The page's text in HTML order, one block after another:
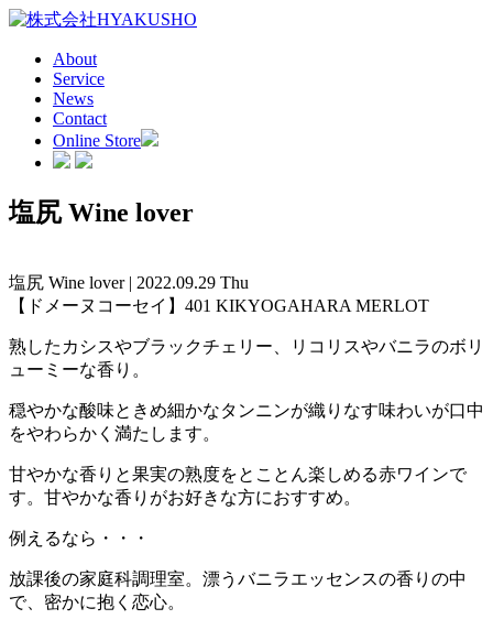
About
Service
News
Contact
Online Store
塩尻 Wine lover
塩尻 Wine lover | 2022.09.29 Thu
【ドメーヌコーセイ】401 KIKYOGAHARA MERLOT
熟したカシスやブラックチェリー、リコリスやバニラのボリ
ューミーな香り。
穏やかな酸味ときめ細かなタンニンが織りなす味わいが口中
をやわらかく満たします。
甘やかな香りと果実の熟度をとことん楽しめる赤ワインで
す。甘やかな香りがお好きな方におすすめ。
例えるなら・・・
放課後の家庭科調理室。漂うバニラエッセンスの香りの中
で、密かに抱く恋心。